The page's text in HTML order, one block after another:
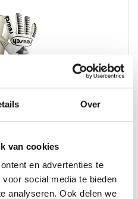
Over
van cookies
en advertenties te
social media te bieden
analyseren. Ook delen we